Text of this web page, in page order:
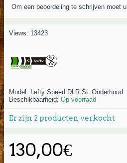
Om een beoordeling te schrijven moet u
Views: 13423
Model: Lefty Speed DLR SL Onderhoud
Beschikbaarheid: Op voorraad
Er zijn 2 producten verkocht
130,00€